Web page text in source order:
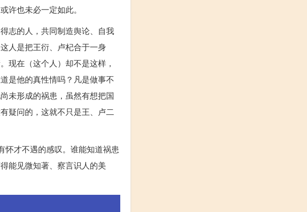
许也未必一定如此。
志的人，共同制造舆论、自我
人是把王衍、卢杞合于一身
现在（这个人）却不是这样，
是他的真性情吗？凡是做事不
未形成的祸患，虽然有想把国
疑问的，这就不只是王、卢二
怀才不遇的感叹。谁能知道祸患
能见微知著、察言识人的美